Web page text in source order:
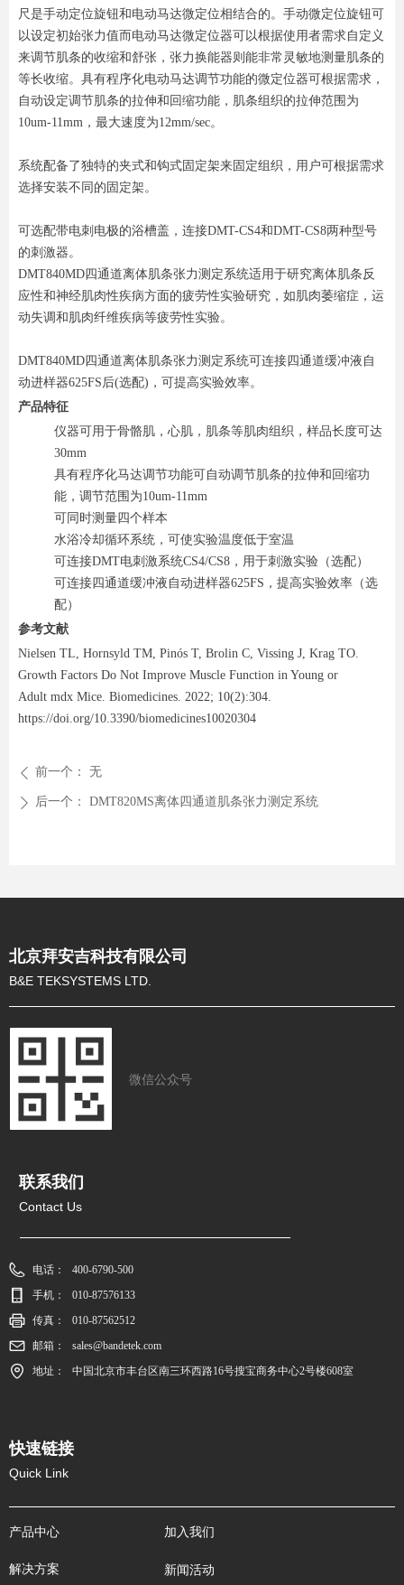
尺是手动定位旋钮和电动马达微定位相结合的。手动微定位旋钮可
以设定初始张力值而电动马达微定位器可以根据使用者需求自定义
来调节肌条的收缩和舒张，张力换能器则能非常灵敏地测量肌条的
等长收缩。具有程序化电动马达调节功能的微定位器可根据需求，
自动设定调节肌条的拉伸和回缩功能，肌条组织的拉伸范围为
10um-11mm，最大速度为12mm/sec。
系统配备了独特的夹式和钩式固定架来固定组织，用户可根据需求
选择安装不同的固定架。
可选配带电刺电极的浴槽盖，连接DMT-CS4和DMT-CS8两种型号
的刺激器。
DMT840MD四通道离体肌条张力测定系统适用于研究离体肌条反
应性和神经肌肉性疾病方面的疲劳性实验研究，如肌肉萎缩症，运
动失调和肌肉纤维疾病等疲劳性实验。
DMT840MD四通道离体肌条张力测定系统可连接四通道缓冲液自
动进样器625FS后(选配)，可提高实验效率。
产品特征
仪器可用于骨骼肌，心肌，肌条等肌肉组织，样品长度可达
30mm
具有程序化马达调节功能可自动调节肌条的拉伸和回缩功
能，调节范围为10um-11mm
可同时测量四个样本
水浴冷却循环系统，可使实验温度低于室温
可连接DMT电刺激系统CS4/CS8，用于刺激实验（选配）
可连接四通道缓冲液自动进样器625FS，提高实验效率（选
配）
参考文献
Nielsen TL, Hornsyld TM, Pinós T, Brolin C, Vissing J, Krag TO.
Growth Factors Do Not Improve Muscle Function in Young or
Adult mdx Mice. Biomedicines. 2022; 10(2):304.
https://doi.org/10.3390/biomedicines10020304
ꄴ 前一个： 无
ꄲ 后一个： DMT820MS离体四通道肌条张力测定系统
电话：
400-6790-500
手机：
010-87576133
传真：
010-87562512
邮箱：
sales@bandetek.com
地址：
中国北京市丰台区南三环西路16号搜宝商务中心2号楼608室
联系我们
Contact Us
快速链接
Quick Link
产品中心
解决方案
加入我们
新闻活动
北京拜安吉科技有限公司
B&E TEKSYSTEMS LTD.
微信公众号